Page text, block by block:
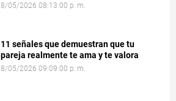
8/05/2026 08:13:00 p. m.
11 señales que demuestran que tu
pareja realmente te ama y te valora
8/05/2026 09:09:00 p. m.